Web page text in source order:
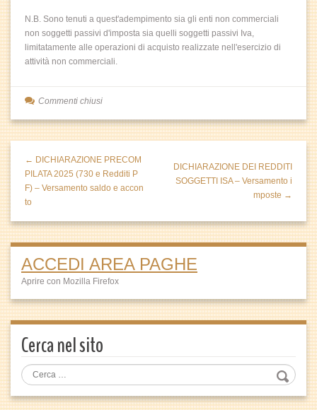
N.B. Sono tenuti a quest'adempimento sia gli enti non commerciali
non soggetti passivi d'imposta sia quelli soggetti passivi Iva,
limitatamente alle operazioni di acquisto realizzate nell'esercizio di
attività non commerciali.
Commenti chiusi
← DICHIARAZIONE PRECOM
PILATA 2025 (730 e Redditi P
F) – Versamento saldo e accon
to
DICHIARAZIONE DEI REDDITI
SOGGETTI ISA – Versamento i
mposte →
ACCEDI AREA PAGHE
Aprire con Mozilla Firefox
Cerca nel sito